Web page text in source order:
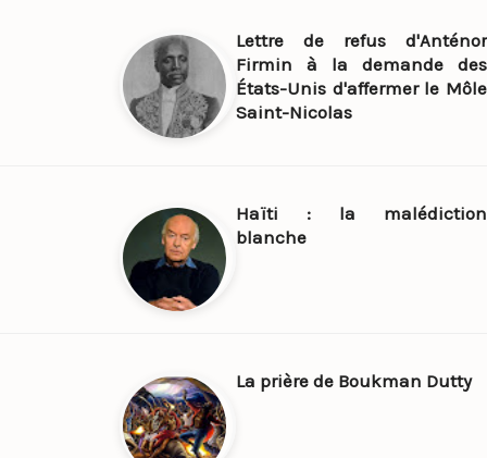
Lettre de refus d'Anténor
Firmin à la demande des
États-Unis d'affermer le Môle
Saint-Nicolas
Haïti : la malédiction
blanche
La prière de Boukman Dutty